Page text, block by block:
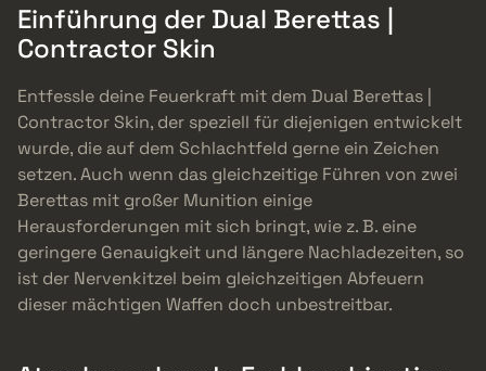
Einführung der Dual Berettas |
Contractor Skin
Entfessle deine Feuerkraft mit dem Dual Berettas |
Contractor Skin, der speziell für diejenigen entwickelt
wurde, die auf dem Schlachtfeld gerne ein Zeichen
setzen. Auch wenn das gleichzeitige Führen von zwei
Berettas mit großer Munition einige
Herausforderungen mit sich bringt, wie z. B. eine
geringere Genauigkeit und längere Nachladezeiten, so
ist der Nervenkitzel beim gleichzeitigen Abfeuern
dieser mächtigen Waffen doch unbestreitbar.